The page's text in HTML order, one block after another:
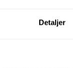
Detaljer